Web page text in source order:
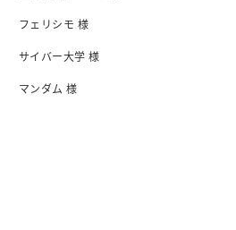
フェリシモ 様
サイバー大学 様
マンダム 様